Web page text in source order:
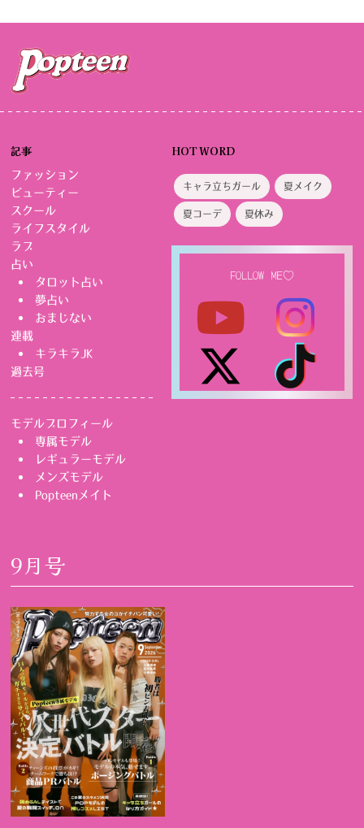
ー
ジ
送
り記事
ファッション
ビューティー
スクール
ライフスタイル
ラブ
占い
タロット占い
夢占い
おまじない
連載
キラキラJK
過去号
モデルプロフィール
専属モデル
レギュラーモデル
メンズモデル
Popteenメイト
HOT WORD
キャラ立ちガール 夏メイク
夏コーデ 夏休み
FOLLOW ME♡
9月号